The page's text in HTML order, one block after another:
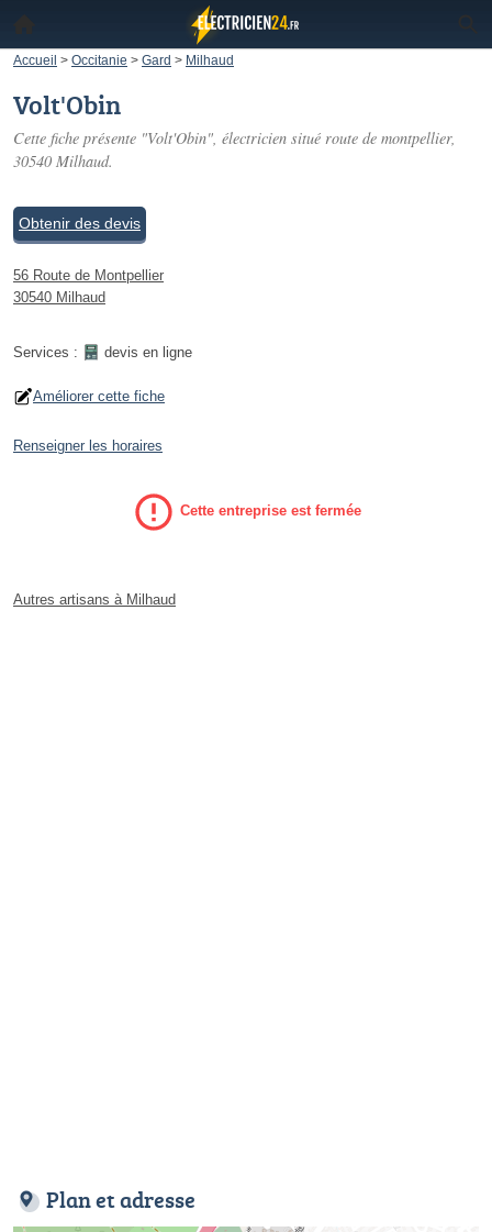
Accueil > Occitanie > Gard > Milhaud
Volt'Obin
Cette fiche présente "Volt'Obin", électricien situé route de montpellier,
30540 Milhaud.
Obtenir des devis
56 Route de Montpellier
30540 Milhaud
Services : devis en ligne
Améliorer cette fiche
Renseigner les horaires
Cette entreprise est fermée
Autres artisans à Milhaud
Plan et adresse